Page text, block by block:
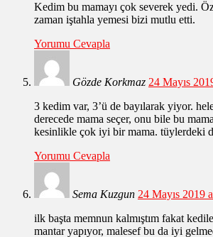
Kedim bu mamayı çok severek yedi.
zaman iştahla yemesi bizi mutlu etti.
Yorumu Cevapla
Gözde Korkmaz 24 Mayıs
3 kedim var, 3’ü de bayılarak yiyor.
derecede mama seçer, onu bile bu
kesinlikle çok iyi bir mama. tüylerdeki
Yorumu Cevapla
Sema Kuzgun 24 Mayıs 2019
ilk başta memnun kalmıştım fakat
mantar yapıyor, malesef bu da iyi